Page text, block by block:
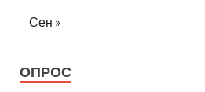
Сен »
ОПРОС